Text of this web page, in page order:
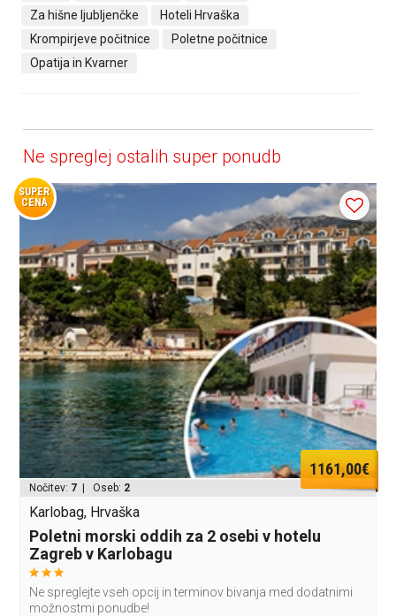
Za hišne ljubljenčke
Hoteli Hrvaška
Krompirjeve počitnice
Poletne počitnice
Opatija in Kvarner
Ne spreglej ostalih super ponudb
SUPER
CENA
1161,00€
Nočitev: 7 | Oseb: 2
Karlobag, Hrvaška
Poletni morski oddih za 2 osebi v hotelu
Zagreb v Karlobagu
Ne spreglejte vseh opcij in terminov bivanja med dodatnimi
možnostmi ponudbe!